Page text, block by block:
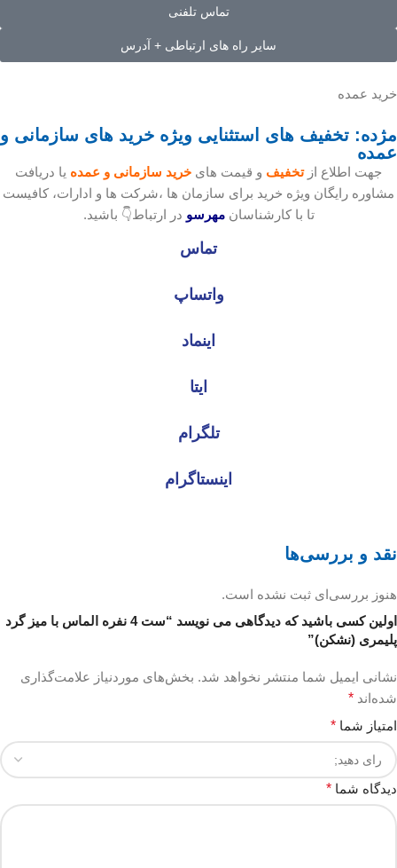
تماس تلفنی
سایر راه های ارتباطی + آدرس
خرید عمده
مژده: تخفیف های استثنایی ویژه خرید های سازمانی و
عمده
جهت اطلاع ازتخفیف و قیمت های خرید سازمانی و عمده یا دریافت
مشاوره رایگان ویژه خرید برای سازمان ها ،شرکت ها و ادارات، کافیست
تا با کارشناسانمهرسو در ارتباط👇 باشید.
تماس
واتساپ
اینماد
ایتا
تلگرام
اینستاگرام
نقد و بررسی‌ها
هنوز بررسی‌ای ثبت نشده است.
اولین کسی باشید که دیدگاهی می نویسد “ست 4 نفره الماس با میز گرد
پلیمری (نشکن)”
نشانی ایمیل شما منتشر نخواهد شد. بخش‌های موردنیاز علامت‌گذاری
شده‌اند *
امتیاز شما *
دیدگاه شما *